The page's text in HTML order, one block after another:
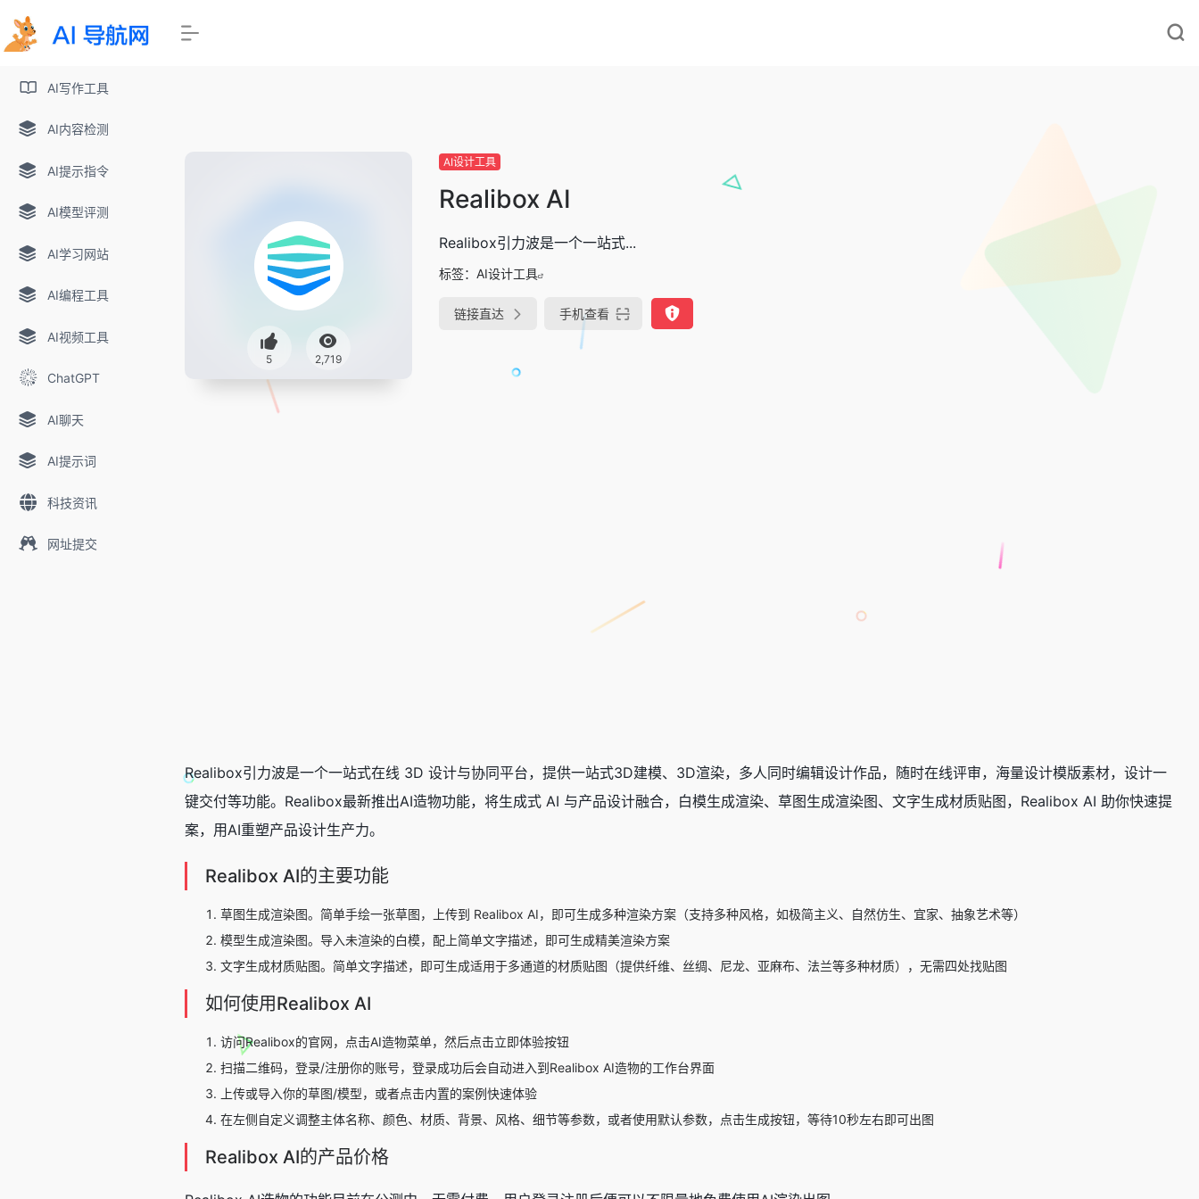
AI写作工具
AI内容检测
AI提示指令
AI模型评测
AI学习网站
AI编程工具
AI视频工具
ChatGPT
AI聊天
AI提示词
科技资讯
网址提交
5 2,719
AI设计工具
Realibox AI
Realibox引力波是一个一站式...
标签： AI设计工具
链接直达 手机查看
Realibox引力波是一个一站式在线 3D 设计与协同平台，提供一站式3D建模、3D渲染，多人同时编辑设计作品，随时在线评审，海量设计模版素材，设计一
键交付等功能。Realibox最新推出AI造物功能，将生成式 AI 与产品设计融合，白模生成渲染、草图生成渲染图、文字生成材质贴图，Realibox AI 助你快速提
案，用AI重塑产品设计生产力。
Realibox AI的主要功能
草图生成渲染图。简单手绘一张草图，上传到 Realibox AI，即可生成多种渲染方案（支持多种风格，如极简主义、自然仿生、宜家、抽象艺术等）
模型生成渲染图。导入未渲染的白模，配上简单文字描述，即可生成精美渲染方案
文字生成材质贴图。简单文字描述，即可生成适用于多通道的材质贴图（提供纤维、丝绸、尼龙、亚麻布、法兰等多种材质），无需四处找贴图
如何使用Realibox AI
访问Realibox的官网，点击AI造物菜单，然后点击立即体验按钮
扫描二维码，登录/注册你的账号，登录成功后会自动进入到Realibox AI造物的工作台界面
上传或导入你的草图/模型，或者点击内置的案例快速体验
在左侧自定义调整主体名称、颜色、材质、背景、风格、细节等参数，或者使用默认参数，点击生成按钮，等待10秒左右即可出图
Realibox AI的产品价格